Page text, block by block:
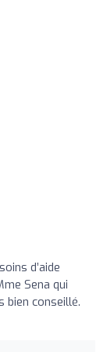
d’aide
Sena qui
bien conseillé.